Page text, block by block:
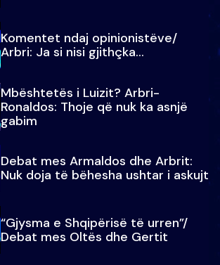
Komentet ndaj opinionistëve/
Arbri: Ja si nisi gjithçka…
Mbështetës i Luizit? Arbri-
Ronaldos: Thoje që nuk ka asnjë
gabim
Debat mes Armaldos dhe Arbrit:
Nuk doja të bëhesha ushtar i askujt
“Gjysma e Shqipërisë të urren”/
Debat mes Oltës dhe Gertit